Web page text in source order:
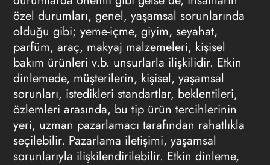
özel durumları, genel, yaşamsal sorunlarında
olduğu gibi; yeme-içme, giyim, seyahat,
parfüm, araç, makyaj malzemeleri, kişisel
bakım ürünleri v.b. unsurlarla ilişkilidir. Etkin
dinlemede, müşterilerin, kişisel, yaşamsal
sorunları, istedikleri standartlar, beklentileri,
özlemleri arasında, bu tip ürün tercihlerinin
yeri, uzman pazarlamacı tarafından rahatlıkla
seçilebilir. Pazarlama iletişimi, yaşamsal
sorunlarıyla ilişkilendirilebilir. Etkin dinleme,